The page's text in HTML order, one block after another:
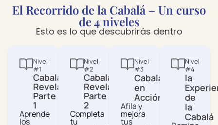
El Recorrido de la Cabalá – Un curso
de 4 niveles
Esto es lo que descubrirás dentro
Nivel
#1
Cabalá
Revelada
Parte
1
Aprende
los
Nivel
#2
Cabalá
Revelada
Parte
2
Completa
tu
Nivel
#3
Cabalá
en
Acción
Afila y
mejora
tus
Nivel
#4
la
de
la
Cabalá